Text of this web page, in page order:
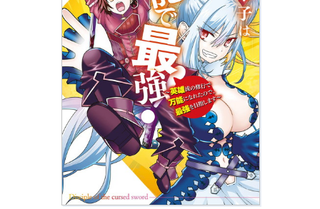
会社情報 採用情報
スクウェア・エニックス サイト内検索